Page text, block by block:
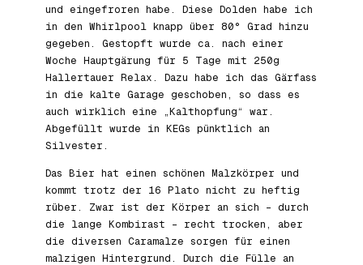
und eingefroren habe. Diese Dolden habe ich
in den Whirlpool knapp über 80° Grad hinzu
gegeben. Gestopft wurde ca. nach einer
Woche Hauptgärung für 5 Tage mit 250g
Hallertauer Relax. Dazu habe ich das Gärfass
in die kalte Garage geschoben, so dass es
auch wirklich eine „Kalthopfung“ war.
Abgefüllt wurde in KEGs pünktlich an
Silvester.
Das Bier hat einen schönen Malzkörper und
kommt trotz der 16 Plato nicht zu heftig
rüber. Zwar ist der Körper an sich – durch
die lange Kombirast – recht trocken, aber
die diversen Caramalze sorgen für einen
malzigen Hintergrund. Durch die Fülle an